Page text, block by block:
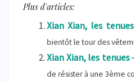
Plus d'articles:
Xian Xian, les
bientôt le tour des
Xian Xian, les tenues
de résister à une 3ème